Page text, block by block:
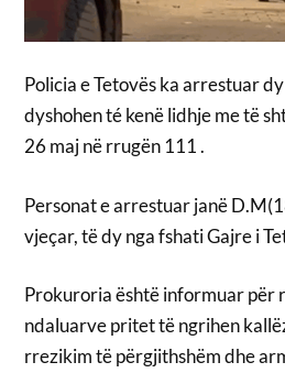
Policia e Tetovës ka arrestuar
dyshohen té kenë lidhje me të
26 maj në rrugën 111 .
Personat e arrestuar janë
vjeçar, të dy nga fshati Gajre i
Prokuroria është informuar për
ndaluarve pritet të ngrihen
rrezikim të përgjithshëm dhe